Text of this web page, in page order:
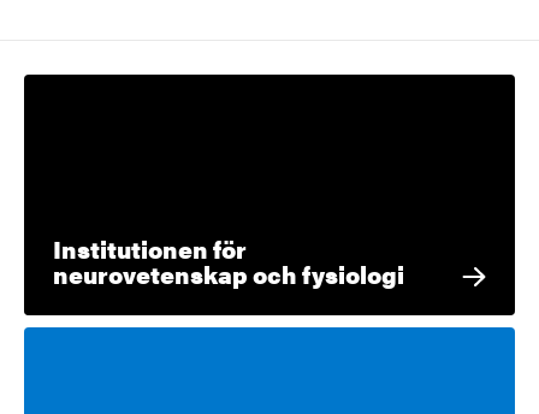
Institutionen för
neurovetenskap och fysiologi